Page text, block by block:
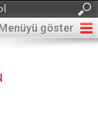
göster